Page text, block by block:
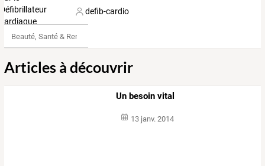
defib-cardio
Beauté, Santé & Remise en forme
Articles à découvrir
Un besoin vital
13 janv. 2014